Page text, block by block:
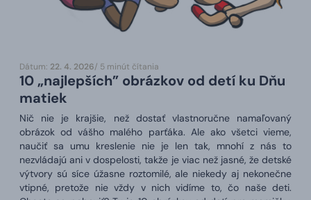
Dátum: 22. 4. 2026/ 5 minút čítania
10 „najlepších” obrázkov od detí ku Dňu
matiek
Nič nie je krajšie, než dostať vlastnoručne namaľovaný
obrázok od vášho malého parťáka. Ale ako všetci vieme,
naučiť sa umu kreslenie nie je len tak, mnohí z nás to
nezvládajú ani v dospelosti, takže je viac než jasné, že detské
výtvory sú síce úžasne roztomilé, ale niekedy aj nekonečne
vtipné, pretože nie vždy v nich vidíme to, čo naše deti.